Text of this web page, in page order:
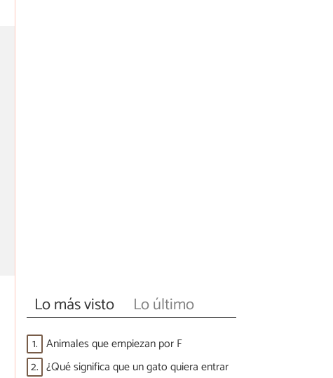
Lo más visto Lo último
1. Animales que empiezan por F
2. ¿Qué significa que un gato quiera entrar